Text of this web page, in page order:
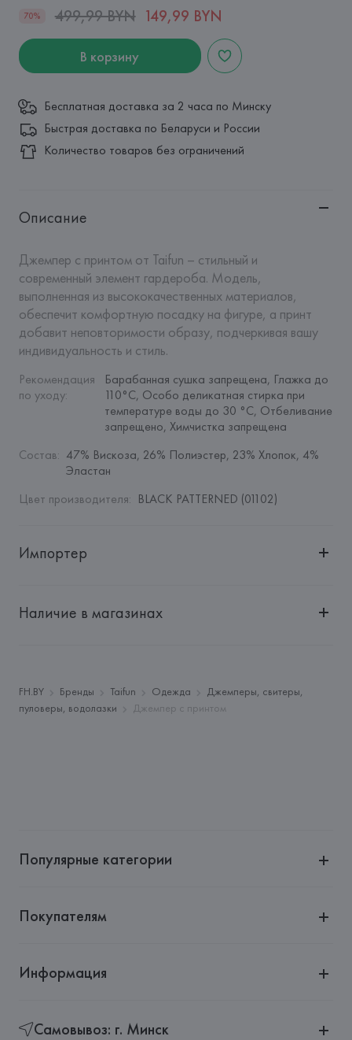
70% 499,99 BYN 149,99 BYN
В корзину
Бесплатная доставка за 2 часа по Минску
Быстрая доставка по Беларуси и России
Количество товаров без ограничений
Описание
Джемпер с принтом от Taifun – стильный и
современный элемент гардероба. Модель,
выполненная из высококачественных материалов,
обеспечит комфортную посадку на фигуре, а принт
добавит неповторимости образу, подчеркивая вашу
индивидуальность и стиль.
Рекомендация
по уходу:
Барабанная сушка запрещена, Глажка до
110°C, Особо деликатная стирка при
температуре воды до 30 °C, Отбеливание
запрещено, Химчистка запрещена
Состав: 47% Вискоза, 26% Полиэстер, 23% Хлопок, 4%
Эластан
Цвет производителя: BLACK PATTERNED (01102)
Импортер
"БелВиринея"
Адрес:
ГЕРМАНИЯ, Gerry Weber International
Aktiengesellschaft, 33790 HALLE (WESTFALLEN),
Наличие в магазинах
FH.BY Бренды Taifun Одежда
Джемперы, свитеры,
пуловеры, водолазки
Джемпер с принтом
Популярные категории
Покупателям
Информация
Самовывоз: г. Минск